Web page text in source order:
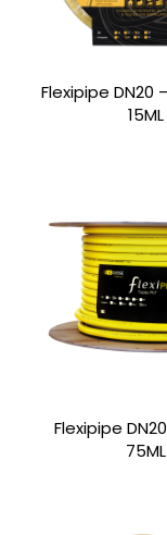
Flexipipe DN20
15ML
Flexipipe
75ML